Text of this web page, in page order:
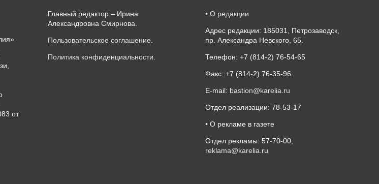
от
Главный редактор – Ирина
Александровна Смирнова.
Пользовательское соглашение
Политика конфиденциальности
• О редакции
Адрес редакции: 185031, Петрозаводск,
пр. Александра Невского, 65.
Телефон: +7 (814-2) 76-54-65
Факс: +7 (814-2) 76-35-96.
E-mail: bastion@karelia.ru
Отдел реализации: 78-53-17
• О рекламе в газете
Отдел рекламы: 57-70-00,
reklama@karelia.ru